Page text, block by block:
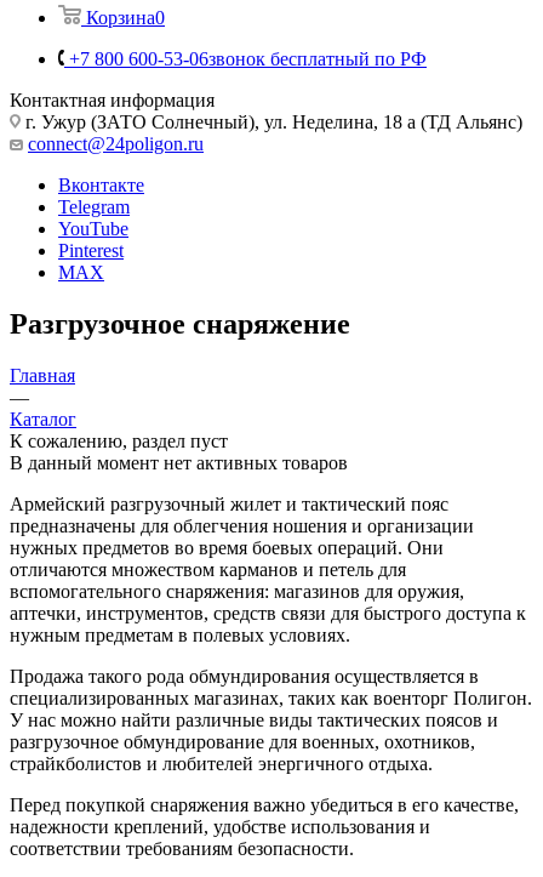
Корзина0
+7 800 600-53-06звонок бесплатный по РФ
Контактная информация
г. Ужур (ЗАТО Солнечный), ул. Неделина, 18 а (ТД Альянс)
connect@24poligon.ru
Вконтакте
Telegram
YouTube
Pinterest
MAX
Разгрузочное снаряжение
Главная
—
Каталог
К сожалению, раздел пуст
В данный момент нет активных товаров
Армейский разгрузочный жилет и тактический пояс
предназначены для облегчения ношения и организации
нужных предметов во время боевых операций. Они
отличаются множеством карманов и петель для
вспомогательного снаряжения: магазинов для оружия,
аптечки, инструментов, средств связи для быстрого доступа к
нужным предметам в полевых условиях.
Продажа такого рода обмундирования осуществляется в
специализированных магазинах, таких как военторг Полигон.
У нас можно найти различные виды тактических поясов и
разгрузочное обмундирование для военных, охотников,
страйкболистов и любителей энергичного отдыха.
Перед покупкой снаряжения важно убедиться в его качестве,
надежности креплений, удобстве использования и
соответствии требованиям безопасности.